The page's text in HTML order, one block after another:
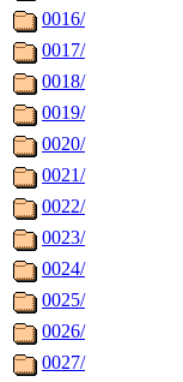
0016/
0017/
0018/
0019/
0020/
0021/
0022/
0023/
0024/
0025/
0026/
0027/